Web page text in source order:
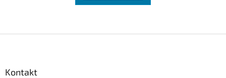
Kontakt